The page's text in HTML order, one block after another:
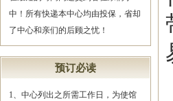
中！所有快递本中心均由投保，省却
了中心和亲们的后顾之忧！
预订必读
1、中心列出之所需工作日，为使馆